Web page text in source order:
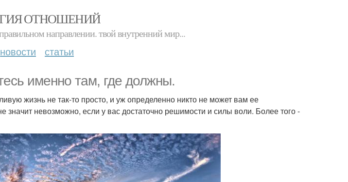
ОТНОШЕНИЙ
направлении. твой внутренний мир...
новости статьи
именно там, где должны.
жизнь не так-то просто, и уж определенно никто не может вам ее
значит невозможно, если у вас достаточно решимости и силы воли. Более того -